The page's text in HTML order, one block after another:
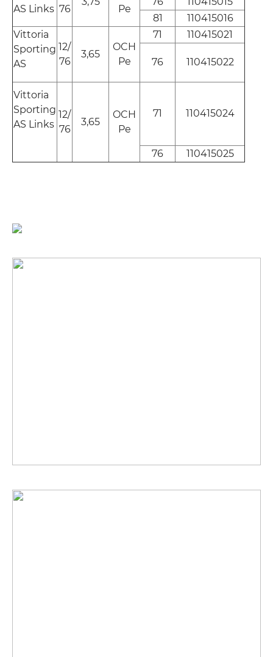
AS Links 76 Pe
81
110415016
Vittoria
Sporting
AS
12/
76
3,65
OCH
Pe
71 110415021
76 110415022
Vittoria
Sporting
AS Links
12/
76
3,65
OCH
Pe
71 110415024
76 110415025